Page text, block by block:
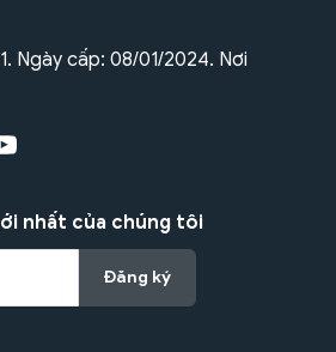
Ngày cấp: 08/01/2024. Nơi
nhất của chúng tôi
Đăng ký